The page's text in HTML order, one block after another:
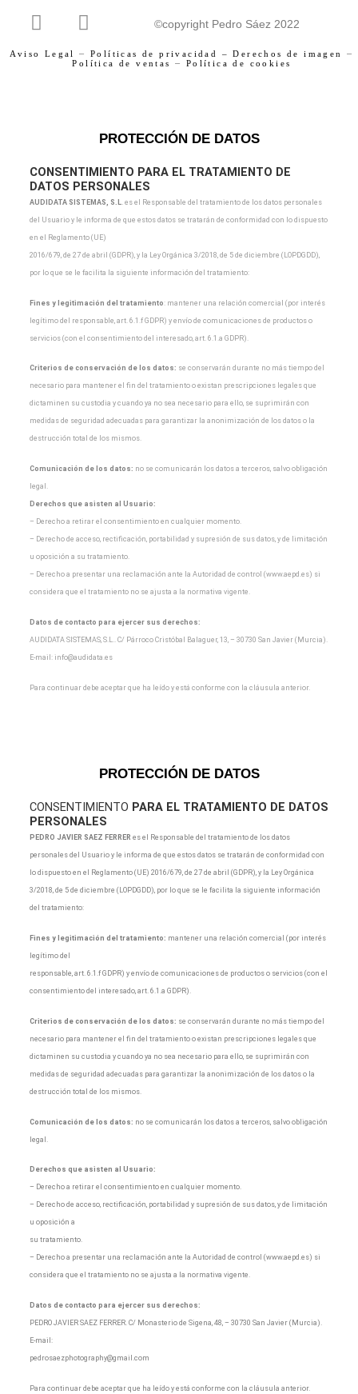
F
a
c
I
n
s
t
m
©copyright Pedro Sáez 2022
Aviso Legal –Políticas de privacidad – Derechos de imagen
–
Política de ventas
– Política de cookies
PROTECCIÓN DE DATOS
CONSENTIMIENTO PARA EL TRATAMIENTO DE
DATOS PERSONALES
AUDIDATA SISTEMAS, S.L es el Responsable del tratamiento de los datos personales
del Usuario y le informa de que estos datos se tratarán de conformidad con lo dispuesto
en el Reglamento (UE)
2016/679, de 27 de abril (GDPR), y la Ley Orgánica 3/2018, de 5 de diciembre (LOPDGDD),
por lo que se le facilita la siguiente información del tratamiento:
Fines y legitimación del tratamiento : mantener una relación comercial (por interés
legítimo del responsable, art. 6.1.f GDPR) y envío de comunicaciones de productos o
servicios (con el consentimiento del interesado, art. 6.1.a GDPR).
Criterios de conservación de los datos: se conservarán durante no más tiempo del
necesario para mantener el fin del tratamiento o existan prescripciones legales que
dictaminen su custodia y cuando ya no sea necesario para ello, se suprimirán con
medidas de seguridad adecuadas para garantizar la anonimización de los datos o la
destrucción total de los mismos.
Comunicación de los datos: no se comunicarán los datos a terceros, salvo obligación
legal.
Derechos que asisten al Usuario:
– Derecho a retirar el consentimiento en cualquier momento.
– Derecho de acceso, rectificación, portabilidad y supresión de sus datos, y de limitación
u oposición a su tratamiento.
– Derecho a presentar una reclamación ante la Autoridad de control (www.aepd.es) si
considera que el tratamiento no se ajusta a la normativa vigente.
Datos de contacto para ejercer sus derechos:
AUDIDATA SISTEMAS, S.L.. C/ Párroco Cristóbal Balaguer, 13, – 30730 San Javier (Murcia).
E-mail: info@audidata.es
Para continuar debe aceptar que ha leído y está conforme con la cláusula anterior.
PROTECCIÓN DE DATOS
CONSENTIMIENTO PARA EL TRATAMIENTO DE DATOS
PERSONALES
PEDRO JAVIER SAEZ FERRER es el Responsable del tratamiento de los datos
personales del Usuario y le informa de que estos datos se tratarán de conformidad con
lo dispuesto en el Reglamento (UE) 2016/679, de 27 de abril (GDPR), y la Ley Orgánica
3/2018, de 5 de diciembre (LOPDGDD), por lo que se le facilita la siguiente información
del tratamiento:
Fines y legitimación del tratamiento: mantener una relación comercial (por interés
legítimo del
responsable, art. 6.1.f GDPR) y envío de comunicaciones de productos o servicios (con el
consentimiento del interesado, art. 6.1.a GDPR).
Criterios de conservación de los datos: se conservarán durante no más tiempo del
necesario para mantener el fin del tratamiento o existan prescripciones legales que
dictaminen su custodia y cuando ya no sea necesario para ello, se suprimirán con
medidas de seguridad adecuadas para garantizar la anonimización de los datos o la
destrucción total de los mismos.
Comunicación de los datos: no se comunicarán los datos a terceros, salvo obligación
legal.
Derechos que asisten al Usuario:
– Derecho a retirar el consentimiento en cualquier momento.
– Derecho de acceso, rectificación, portabilidad y supresión de sus datos, y de limitación
u oposición a
su tratamiento.
– Derecho a presentar una reclamación ante la Autoridad de control (www.aepd.es) si
considera que el tratamiento no se ajusta a la normativa vigente.
Datos de contacto para ejercer sus derechos:
PEDRO JAVIER SAEZ FERRER. C/ Monasterio de Sigena, 48, – 30730 San Javier (Murcia).
E-mail:
pedrosaezphotography@gmail.com
Para continuar debe aceptar que ha leído y está conforme con la cláusula anterior.